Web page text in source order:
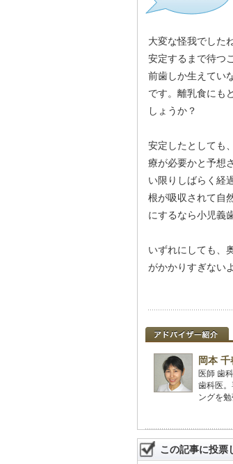
大変な怪我でした
安定するまで待つ
前歯しか生えてい
です。離乳食にも
しょうか？
安定したとしても
療が必要かと予想
い限りしばらく経
根が吸収されて自
にするなら小児義
いずれにしても、
がかかりすぎない
岡本 千
医師 歯科
歯科医
ングを勉
この記事に投票